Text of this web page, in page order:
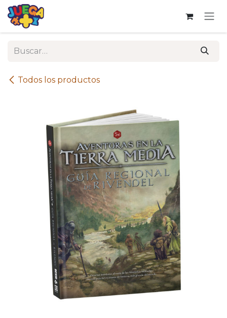
Ir al contenido
Todos los productos